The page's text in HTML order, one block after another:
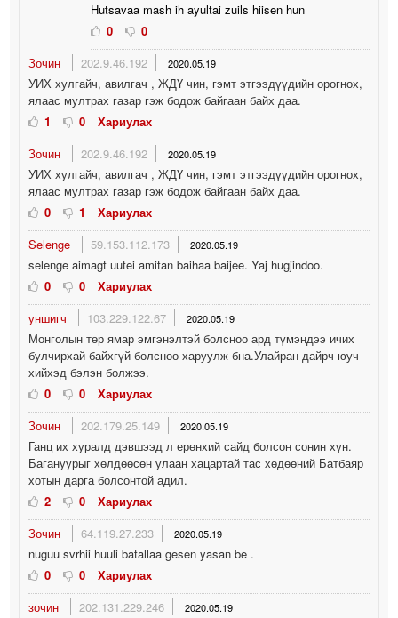
Hutsavaa mash ih ayultai zuils hiisen hun
0
0
Зочин
202.9.46.192 2020.05.19
УИХ хулгайч, авилгач , ЖДҮ чин, гэмт этгээдүүдийн орогнох,
ялаас мултрах газар гэж бодож байгаан байх даа.
1
0
Хариулах
Зочин
202.9.46.192 2020.05.19
УИХ хулгайч, авилгач , ЖДҮ чин, гэмт этгээдүүдийн орогнох,
ялаас мултрах газар гэж бодож байгаан байх даа.
0
1
Хариулах
Selenge
59.153.112.173 2020.05.19
selenge aimagt uutei amitan baihaa baijee. Yaj hugjindoo.
0
0
Хариулах
уншигч
103.229.122.67 2020.05.19
Монголын төр ямар эмгэнэлтэй болсноо ард түмэндээ ичих
булчирхай байхгүй болсноо харуулж бна.Улайран дайрч юуч
хийхэд бэлэн болжээ.
0
0
Хариулах
Зочин
202.179.25.149 2020.05.19
Ганц их хуралд дэвшээд л ерөнхий сайд болсон сонин хүн.
Багануурыг хөлдөөсөн улаан хацартай тас хөдөөний Батбаяр
хотын дарга болсонтой адил.
2
0
Хариулах
Зочин
64.119.27.233 2020.05.19
nuguu svrhii huuli batallaa gesen yasan be .
0
0
Хариулах
зочин
202.131.229.246 2020.05.19